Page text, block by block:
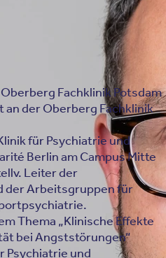
Fachklinik Potsdam
an der Oberberg Fachklinik
für Psychiatrie und
Berlin am Campus Mitte
Leiter der
der Arbeitsgruppen für
Thema „Klinische Effekte
bei Angststörungen“
Psychiatrie und